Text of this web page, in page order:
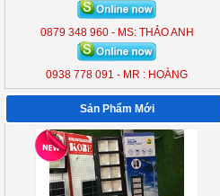
0879 348 960 - MS: THẢO ANH
0938 778 091 - MR : HOÀNG
Sản Phẩm Mới
ĐÈN LIỀN THỂ KOBE 7300 (
300W )
KB - 7300